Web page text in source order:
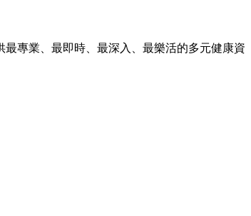
專業、最即時、最深入、最樂活的多元健康資